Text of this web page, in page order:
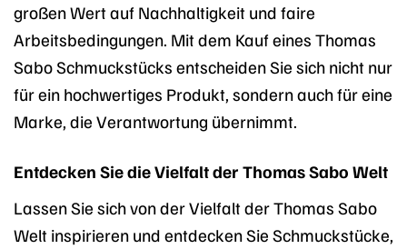
großen Wert auf Nachhaltigkeit und faire
Arbeitsbedingungen. Mit dem Kauf eines Thomas
Sabo Schmuckstücks entscheiden Sie sich nicht nur
für ein hochwertiges Produkt, sondern auch für eine
Marke, die Verantwortung übernimmt.
Entdecken Sie die Vielfalt der Thomas Sabo Welt
Lassen Sie sich von der Vielfalt der Thomas Sabo
Welt inspirieren und entdecken Sie Schmuckstücke,